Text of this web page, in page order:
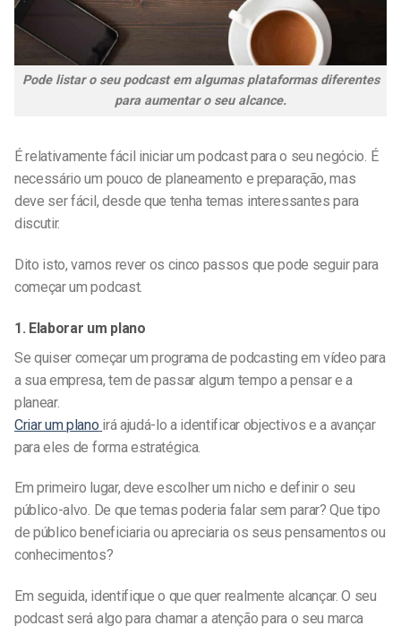
Pode listar o seu podcast em algumas plataformas diferentes
para aumentar o seu alcance.
É relativamente fácil iniciar um podcastpara o seu negócio. É
necessário um pouco de planeamento e preparação, mas
deve ser fácil, desde que tenha temas interessantes para
discutir.
Dito isto, vamos rever os cinco passos que pode seguir para
começar um podcast.
1. Elaborar um plano
Se quiser começar um programa de podcasting em vídeo para
a sua empresa, tem de passar algum tempo a pensar e a
planear.
Criar um plano irá ajudá-lo a identificar objectivos e a avançar
para eles de forma estratégica.
Em primeiro lugar, deve escolher um nicho e definir o seu
público-alvo. De que temas poderia falar sem parar? Que tipo
de público beneficiaria ou apreciaria os seus pensamentos ou
conhecimentos?
Em seguida, identifique o que quer realmente alcançar. O seu
podcast será algo para chamar a atenção para o seu marca